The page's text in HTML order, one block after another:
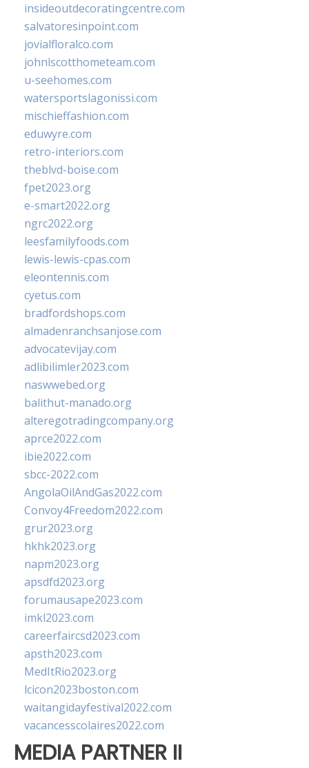
insideoutdecoratingcentre.com
salvatoresinpoint.com
jovialfloralco.com
johnlscotthometeam.com
u-seehomes.com
watersportslagonissi.com
mischieffashion.com
eduwyre.com
retro-interiors.com
theblvd-boise.com
fpet2023.org
e-smart2022.org
ngrc2022.org
leesfamilyfoods.com
lewis-lewis-cpas.com
eleontennis.com
cyetus.com
bradfordshops.com
almadenranchsanjose.com
advocatevijay.com
adlibilimler2023.com
naswwebed.org
balithut-manado.org
alteregotradingcompany.org
aprce2022.com
ibie2022.com
sbcc-2022.com
AngolaOilAndGas2022.com
Convoy4Freedom2022.com
grur2023.org
hkhk2023.org
napm2023.org
apsdfd2023.org
forumausape2023.com
imkl2023.com
careerfaircsd2023.com
apsth2023.com
MedItRio2023.org
lcicon2023boston.com
waitangidayfestival2022.com
vacancesscolaires2022.com
MEDIA PARTNER II